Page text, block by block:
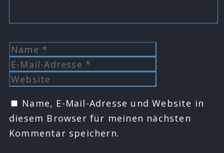
Name
Name, E-Mail-Adresse und Website in
diesem Browser für meinen nächsten
Kommentar speichern.